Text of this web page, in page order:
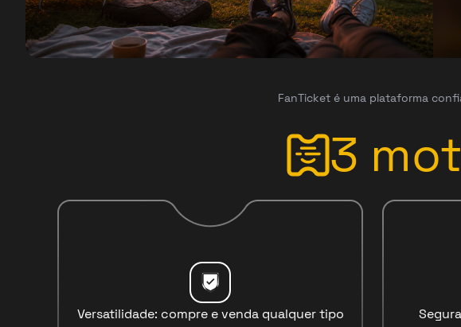
FanTicket é uma plataforma
3
Versatilidade: compre e venda qualquer tipo